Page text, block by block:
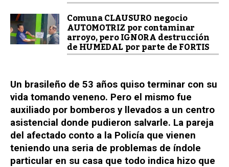
Comuna CLAUSURO negocio
AUTOMOTRIZ por contaminar
arroyo, pero IGNORA destrucción
de HUMEDAL por parte de FORTIS
Un brasileño de 53 años quiso terminar con su
vida tomando veneno. Pero el mismo fue
auxiliado por bomberos y llevados a un centro
asistencial donde pudieron salvarle. La pareja
del afectado conto a la Policía que vienen
teniendo una seria de problemas de índole
particular en su casa que todo indica hizo que